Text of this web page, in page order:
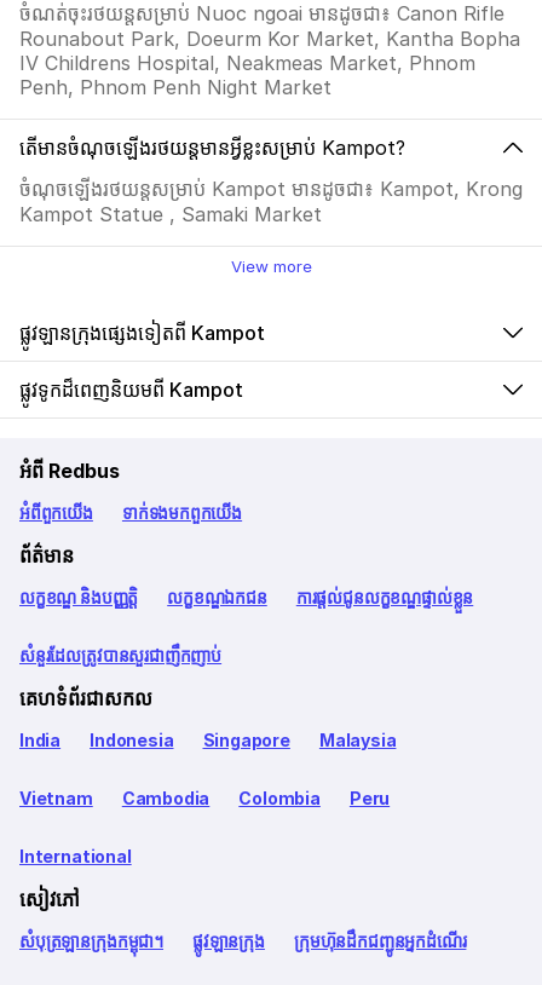
ចំណត់ចុះរថយន្តសម្រាប់ Nuoc ngoai មានដូចជា៖ Canon Rifle
Rounabout Park, Doeurm Kor Market, Kantha Bopha
IV Childrens Hospital, Neakmeas Market, Phnom
Penh, Phnom Penh Night Market
តើមានចំណុចឡើងរថយន្តមានអ្វីខ្លះសម្រាប់ Kampot?
ចំណុចឡើងរថយន្តសម្រាប់ Kampot មានដូចជា៖ Kampot, Krong
Kampot Statue , Samaki Market
View more
ផ្លូវឡានក្រុងផ្សេងទៀតពី Kampot
ផ្លូវទូកដ៏ពេញនិយមពី Kampot
អំពី Redbus
អំពី​ពួក​យើង ទាក់ទង​មក​ពួក​យើង
ព័ត៌មាន
លក្ខខណ្ឌ និងបញ្ញត្តិ លក្ខខណ្ឌឯកជន ការផ្តល់ជូនលក្ខខណ្ឌផ្ទាល់ខ្លួន
សំនួរដែលត្រូវបានសួរជាញឹកញាប់
គេហទំព័រជាសកល
India Indonesia Singapore Malaysia
Vietnam Cambodia Colombia Peru
International
សៀវភៅ
សំបុត្រឡានក្រុងកម្ពុជា។ ផ្លូវឡានក្រុង ក្រុមហ៊ុនដឹកជញ្ជូនអ្នកដំណើរ